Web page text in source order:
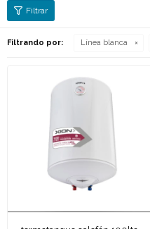
Filtrando por: Línea blanca